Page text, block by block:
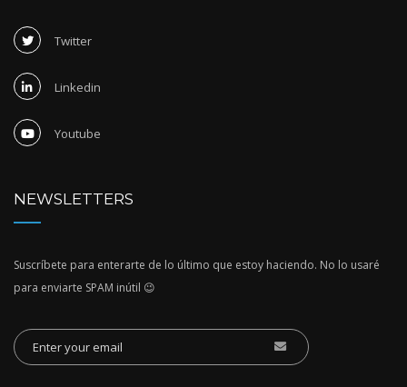
Twitter
Linkedin
Youtube
NEWSLETTERS
Suscríbete para enterarte de lo último que estoy haciendo. No lo usaré
para enviarte SPAM inútil 😉